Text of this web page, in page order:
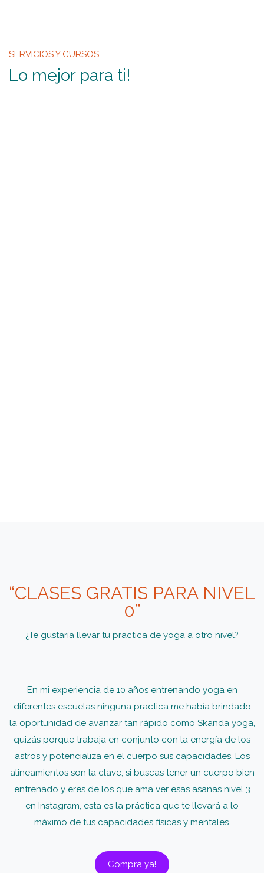
SERVICIOS Y CURSOS
Lo mejor para ti!
“CLASES GRATIS PARA NIVEL
0”
¿Te gustaría llevar tu practica de yoga a otro nivel?
En mi experiencia de 10 años entrenando yoga en
diferentes escuelas ninguna practica me había brindado
la oportunidad de avanzar tan rápido como Skanda yoga,
quizás porque trabaja en conjunto con la energía de los
astros y potencializa en el cuerpo sus capacidades. Los
alineamientos son la clave, si buscas tener un cuerpo bien
entrenado y eres de los que ama ver esas asanas nivel 3
en Instagram, esta es la práctica que te llevará a lo
máximo de tus capacidades físicas y mentales.
Compra ya!